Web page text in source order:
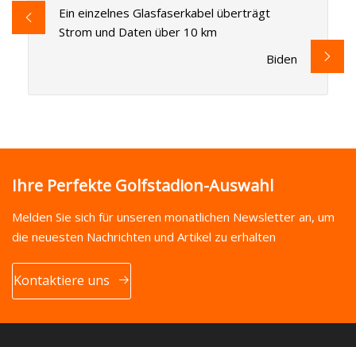
Ein einzelnes Glasfaserkabel überträgt
Strom und Daten über 10 km
Biden
Ihre Perfekte Golfstadion-Auswahl
Melden Sie sich für unseren monatlichen Newsletter an, um
die neuesten Nachrichten und Artikel zu erhalten
Kontaktiere uns